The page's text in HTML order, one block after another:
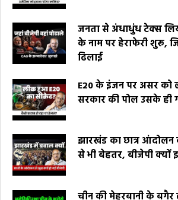
जनता से अंधाधुंध टेक्स
के नाम पर हेराफेरी शुरू,
ढिलाई
E20 के इंजन पर असर को
सरकार की पोल उसके ही
झारखंड का छात्र आंदोलन
से भी बेहतर, बीजेपी क्यों
चीन की मेहरबानी के बगैर